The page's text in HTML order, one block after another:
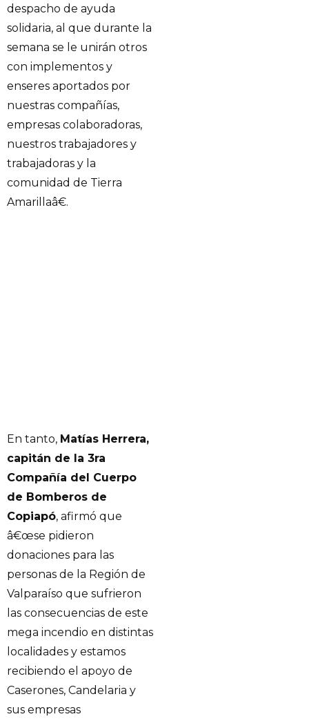
despacho de ayuda
solidaria, al que durante la
semana se le unirán otros
con implementos y
enseres aportados por
nuestras compañías,
empresas colaboradoras,
nuestros trabajadores y
trabajadoras y la
comunidad de Tierra
Amarillaâ€.
En tanto, Matías Herrera,
capitán de la 3ra
Compañía del Cuerpo
de Bomberos de
Copiapó, afirmó que
â€œse pidieron
donaciones para las
personas de la Región de
Valparaíso que sufrieron
las consecuencias de este
mega incendio en distintas
localidades y estamos
recibiendo el apoyo de
Caserones, Candelaria y
sus empresas